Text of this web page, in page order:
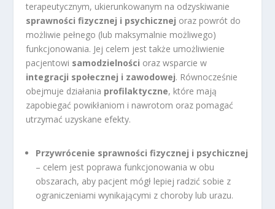
terapeutycznym, ukierunkowanym na odzyskiwanie
sprawności fizycznej i psychicznej oraz powrót do
możliwie pełnego (lub maksymalnie możliwego)
funkcjonowania. Jej celem jest także umożliwienie
pacjentowi samodzielności oraz wsparcie w
integracji społecznej i zawodowej. Równocześnie
obejmuje działania profilaktyczne, które mają
zapobiegać powikłaniom i nawrotom oraz pomagać
utrzymać uzyskane efekty.
Przywrócenie sprawności fizycznej i psychicznej
– celem jest poprawa funkcjonowania w obu
obszarach, aby pacjent mógł lepiej radzić sobie z
ograniczeniami wynikającymi z choroby lub urazu.